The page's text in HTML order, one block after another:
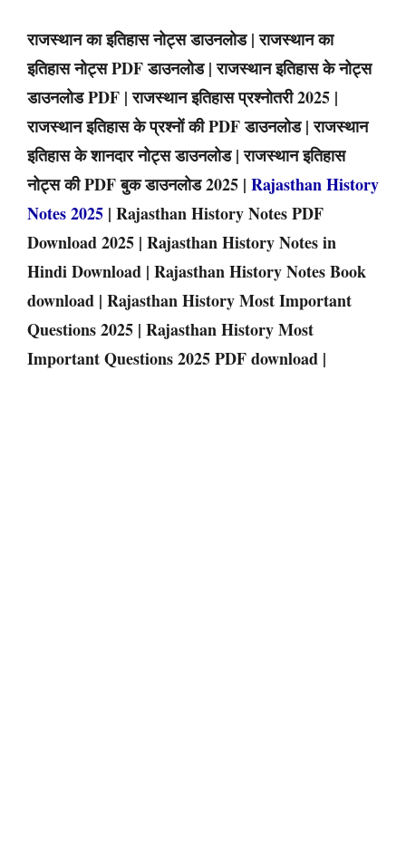
राजस्थान का इतिहास नोट्स डाउनलोड | राजस्थान का
इतिहास नोट्स PDF डाउनलोड | राजस्थान इतिहास के नोट्स
डाउनलोड PDF | राजस्थान इतिहास प्रश्नोतरी 2025 |
राजस्थान इतिहास के प्रश्नों की PDF डाउनलोड | राजस्थान
इतिहास के शानदार नोट्स डाउनलोड | राजस्थान इतिहास
नोट्स की PDF बुक डाउनलोड 2025 | Rajasthan History
Notes 2025 | Rajasthan History Notes PDF
Download 2025 | Rajasthan History Notes in
Hindi Download | Rajasthan History Notes Book
download | Rajasthan History Most Important
Questions 2025 | Rajasthan History Most
Important Questions 2025 PDF download |